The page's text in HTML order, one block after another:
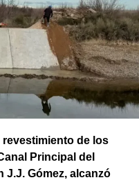
de los
Principal del
J.J. Gómez, alcanzó